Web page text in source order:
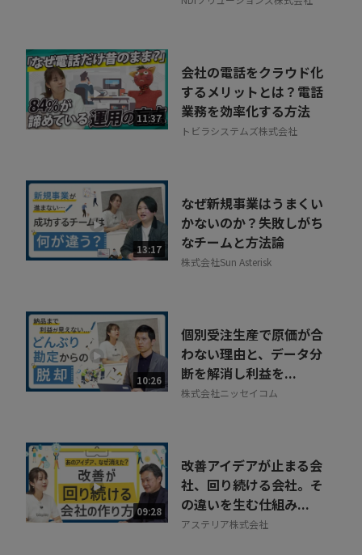
11:37
会社の電話をクラウド化
するメリットとは？電話
業務を効率化する方法
トビラシステムズ株式会社
13:17
なぜ新規事業はうまくい
かないのか？失敗しがち
なチームと方法論
株式会社Sun Asterisk
10:26
個別受注生産で原価が合
わない理由と、データ分
断を解消し利益を...
株式会社ニッセイコム
09:28
改善アイデアが止まる会
社、回り続ける会社。そ
の違いを生む仕組み...
アステリア株式会社